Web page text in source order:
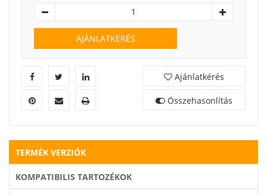
AJÁNLATKÉRÉS
Ajánlatkérés
Összehasonlítás
TERMÉK VERZIÓK
KOMPATIBILIS TARTOZÉKOK